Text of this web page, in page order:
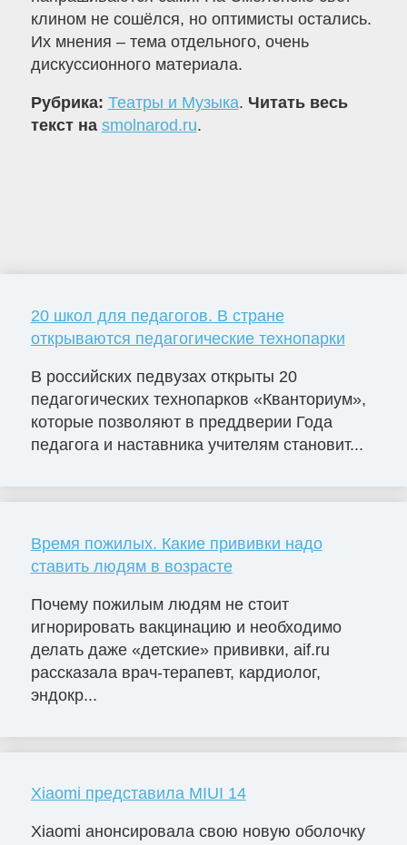
клином не сошёлся, но оптимисты остались.
Их мнения – тема отдельного, очень
дискуссионного материала.
Рубрика: Театры и Музыка. Читать весь
текст на smolnarod.ru.
20 школ для педагогов. В стране
открываются педагогические технопарки
В российских педвузах открыты 20
педагогических технопарков «Кванториум»,
которые позволяют в преддверии Года
педагога и наставника учителям становит...
Время пожилых. Какие прививки надо
ставить людям в возрасте
Почему пожилым людям не стоит
игнорировать вакцинацию и необходимо
делать даже «детские» прививки, aif.ru
рассказала врач-терапевт, кардиолог,
эндокр...
Xiaomi представила MIUI 14
Xiaomi анонсировала свою новую оболочку